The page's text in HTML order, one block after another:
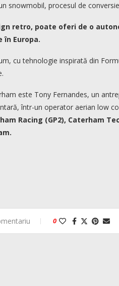
snowmobil, procesul de
retro, poate oferi de o
în Europa.
cu tehnologie inspirată din
este Tony Fernandes, un
într-un operator aerian low
Racing (GP2), Caterham
0